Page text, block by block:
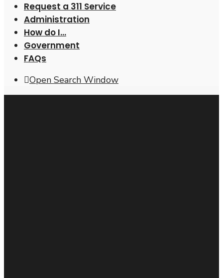
Request a 311 Service
Administration
How do I…
Government
FAQs
Open Search Window